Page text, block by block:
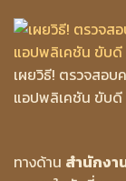
เผยวิธี! ตรวจสอบ
แอปพลิเคชัน ขับดี
ทางด้าน สำนักงา